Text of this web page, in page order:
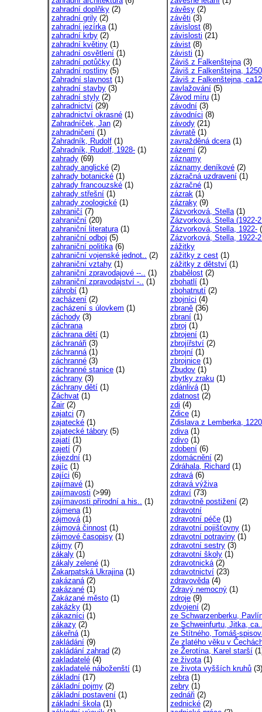
zahradní doplňky (2)
zahradní grily (2)
zahradní jezírka(1)
zahradní krby (2)
zahradní květiny (1)
zahradní osvětlení (1)
zahradní potůčky (1)
zahradní rostliny (5)
Zahradní slavnost (1)
zahradní stavby (3)
zahradní styly (2)
zahradnictví (29)
zahradnictví okrasné (1)
Zahradníček, Jan (2)
zahradničení (1)
Zahradník, Rudolf (1)
Zahradník, Rudolf, 1928- (1)
zahrady (69)
zahrady anglické (2)
zahrady botanické (1)
zahrady francouzské (1)
zahrady střešní (1)
zahrady zoologické (1)
zahraničí (7)
zahraniční (20)
zahraniční literatura(1)
zahraniční odboj (5)
zahraniční politika(6)
zahraniční vojenské jednot.. (2)
zahraniční vztahy (1)
zahraniční zpravodajové --.. (1)
zahraniční zpravodajství -.. (1)
záhrobí (1)
zacházení (2)
zacházení s úlovkem (1)
záchody (3)
záchrana
záchrana dětí (1)
záchranáři (3)
záchranná(1)
záchranné (3)
záchranné stanice (1)
záchrany (3)
záchrany dětí (1)
Záchvat (1)
Zair(2)
zajatci (7)
zajatecké (1)
zajatecké tábory (5)
zajatí (1)
zajetí (7)
zájezdní (1)
zajíc (1)
zajíci (6)
zajímavé (1)
zajímavosti (>99)
zajímavosti přírodní a his.. (1)
zájmena(1)
zájmová(1)
zájmová činnost (1)
zájmové časopisy (1)
zájmy (7)
zákaly (1)
zákaly zelené (1)
Zakarpatská Ukrajina(1)
zakázaná(2)
zakázané (1)
Zakázané město (1)
zakázky (1)
zákazníci (1)
zákazy (2)
zákeřná(1)
zakládání (9)
zakládání zahrad (2)
zakladatelé (4)
zakladatelé náboženští (1)
základní (17)
základní pojmy (2)
základní postavení (1)
základní škola(1)
závěsy (2)
závěti (3)
závislost (8)
závislosti (21)
závist (8)
závisti (1)
Záviš z Falkenštejna(3)
Záviš z Falkenštejna,
Záviš z Falkenštejna,
zavlažování (5)
Závod míru (1)
závodní (3)
závodníci (8)
závody (21)
závratě (1)
zavražděná dcera(1)
zázemí (2)
záznamy
záznamy deníkové (2)
zázračná uzdravení (1)
zázračné (1)
zázrak (1)
zázraky (9)
Zázvorková, Stella(1)
Zázvorková, Stella (1922-
Zázvorková, Stella, 1922-
Zázvorková, Stella, 1922-
zážitky
zážitky z cest (1)
zážitky z dětství (1)
zbabělost (2)
zbohatlí (1)
zbohatnutí (2)
zbojníci (4)
zbraně (36)
zbraní (1)
zbroj (1)
zbrojení (1)
zbrojířství (2)
zbrojní (1)
zbrojnice (1)
Zbudov (1)
zbytky zraku (1)
zdánlivá(1)
zdatnost (2)
zdi (4)
Zdice (1)
Zdislava z Lemberka,
zdiva(1)
zdivo (1)
zdobení (6)
zdomácnění (2)
Zdráhala, Richard (1)
zdravá(6)
zdravá výživa
zdraví (73)
zdravotně postižení (2)
zdravotní
zdravotní péče (1)
zdravotní pojišťovny (1)
zdravotní potraviny (1)
zdravotní sestry (3)
zdravotní školy (1)
zdravotnická(2)
zdravotnictví (23)
zdravověda(4)
Zdravý nemocný (1)
zdroje (9)
zdvojení (2)
ze Schwarzenberku,
ze Schweinfurtu, Jitka,
ze Štítného, Tomáš-
Ze zlatého věku v
ze Žerotína, Karel starší
ze života(1)
ze života vyšších kruhů (3)
zebra(1)
zebry (1)
zednáři (2)
zednické (2)